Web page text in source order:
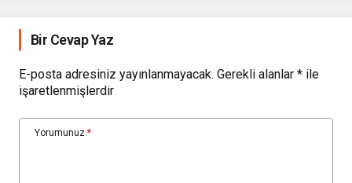
Bir Cevap Yaz
E-posta adresiniz yayınlanmayacak. Gerekli alanlar * ile
işaretlenmişlerdir
Yorumunuz *